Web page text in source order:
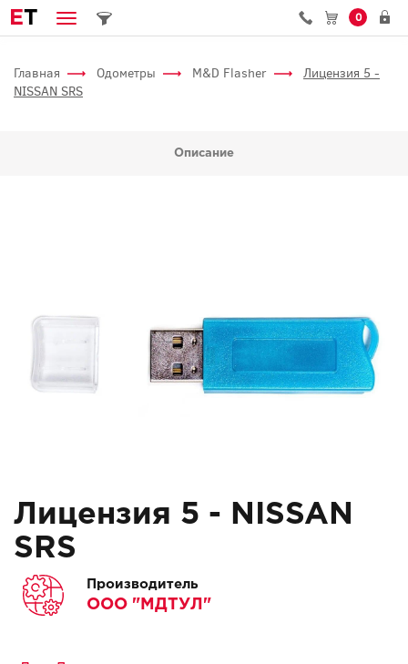
ET 0
Главная Одометры M&D Flasher
Лицензия 5 -
NISSAN SRS
Описание
Лицензия 5 - NISSAN
SRS
Производитель
ООО "МДТУЛ"